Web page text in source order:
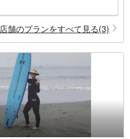
店舗のプランをすべて見る(3)